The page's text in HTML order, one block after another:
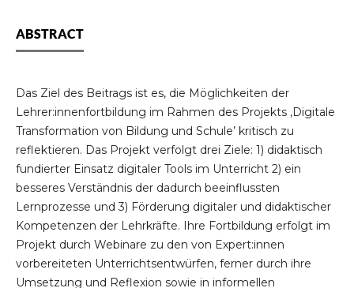
ABSTRACT
Das Ziel des Beitrags ist es, die Möglichkeiten der
Lehrer:innenfortbildung im Rahmen des Projekts ‚Digitale
Transformation von Bildung und Schule’ kritisch zu
reflektieren. Das Projekt verfolgt drei Ziele: 1) didaktisch
fundierter Einsatz digitaler Tools im Unterricht 2) ein
besseres Verständnis der dadurch beeinflussten
Lernprozesse und 3) Förderung digitaler und didaktischer
Kompetenzen der Lehrkräfte. Ihre Fortbildung erfolgt im
Projekt durch Webinare zu den von Expert:innen
vorbereiteten Unterrichtsentwürfen, ferner durch ihre
Umsetzung und Reflexion sowie in informellen